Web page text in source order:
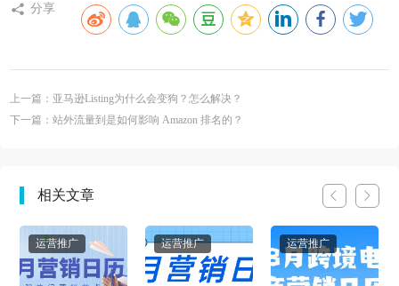
分享
上一篇：亚马逊Listing为什么会变狗？怎么解决？
下一篇：站外流量到是如何影响 Amazon 排名的？
相关文章
运营推广 运营推广 运营推广